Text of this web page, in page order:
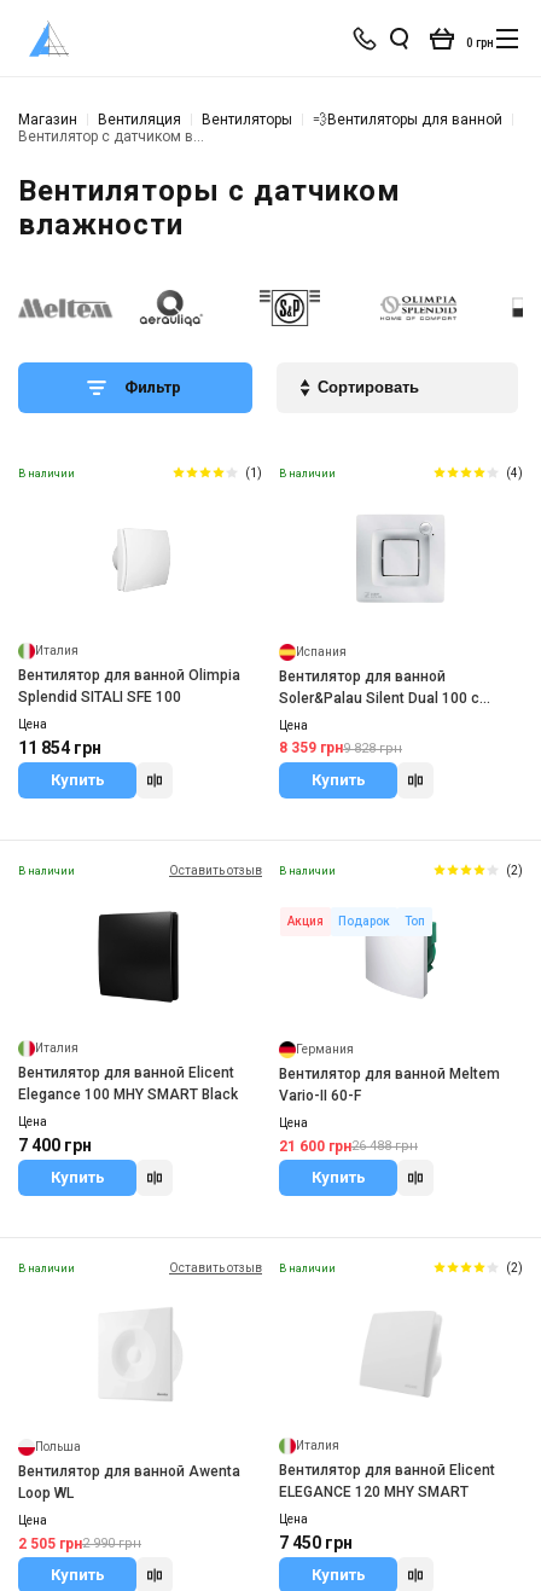
0 грн
Магазин Вентиляция Вентиляторы
💨Вентиляторы для ванной
Вентилятор с датчиком влажности
Вентиляторы с датчиком
влажности
Фильтр
В наличии (1)
Италия
Вентилятор для ванной Olimpia
Splendid SITALI SFE 100
Цена
11 854 грн
Купить
В наличии (4)
Испания
Вентилятор для ванной
Soler&Palau Silent Dual 100 с
датчиком влажности
Цена
8 359 грн9 828 грн
Купить
В наличии Оставить отзыв
Италия
Вентилятор для ванной Elicent
Elegance 100 MHY SMART Black
Цена
7 400 грн
Купить
В наличии (2)
Акция Подарок Топ
Германия
Вентилятор для ванной Meltem
Vario-II 60-F
Цена
21 600 грн26 488 грн
Купить
В наличии Оставить отзыв
Польша
Вентилятор для ванной Awenta
Loop WL
Цена
2 505 грн2 990 грн
Купить
В наличии (2)
Италия
Вентилятор для ванной Elicent
ELEGANCE 120 MHY SMART
Цена
7 450 грн
Купить